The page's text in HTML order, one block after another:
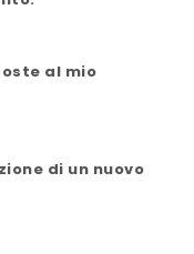
al mio
di un nuovo